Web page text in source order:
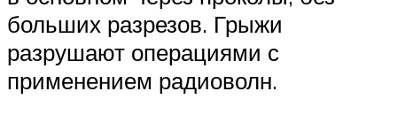
больших разрезов. Грыжи
разрушают операциями с
применением радиоволн.